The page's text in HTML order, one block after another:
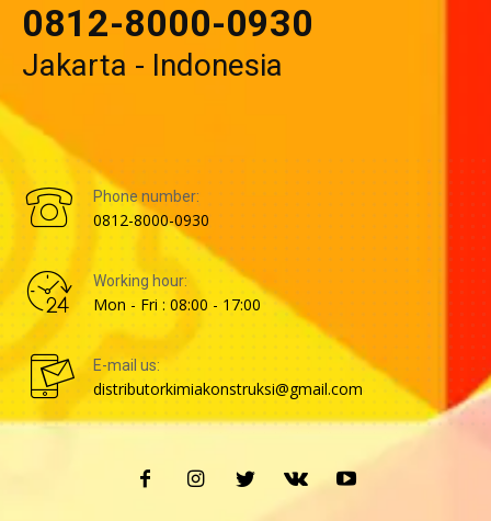
0812-8000-0930
Jakarta - Indonesia
Phone number:
0812-8000-0930
Working hour:
Mon - Fri : 08:00 - 17:00
E-mail us:
distributorkimiakonstruksi@gmail.com